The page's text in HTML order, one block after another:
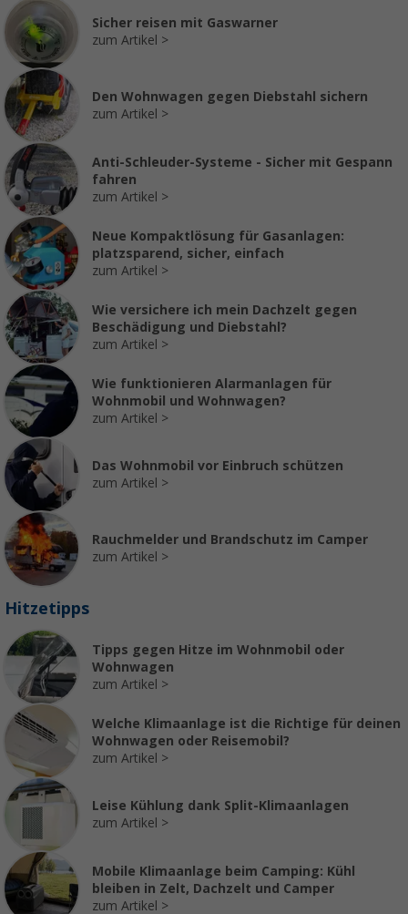
Sicher reisen mit Gaswarner
zum Artikel
Den Wohnwagen gegen Diebstahl sichern
zum Artikel
Anti-Schleuder-Systeme - Sicher mit Gespann
fahren
zum Artikel
Neue Kompaktlösung für Gasanlagen:
platzsparend, sicher, einfach
zum Artikel
Wie versichere ich mein Dachzelt gegen
Beschädigung und Diebstahl?
zum Artikel
Wie funktionieren Alarmanlagen für
Wohnmobil und Wohnwagen?
zum Artikel
Das Wohnmobil vor Einbruch schützen
zum Artikel
Rauchmelder und Brandschutz im Camper
zum Artikel
Hitzetipps
Tipps gegen Hitze im Wohnmobil oder
Wohnwagen
zum Artikel
Welche Klimaanlage ist die Richtige für deinen
Wohnwagen oder Reisemobil?
zum Artikel
Leise Kühlung dank Split-Klimaanlagen
zum Artikel
Mobile Klimaanlage beim Camping: Kühl
bleiben in Zelt, Dachzelt und Camper
zum Artikel